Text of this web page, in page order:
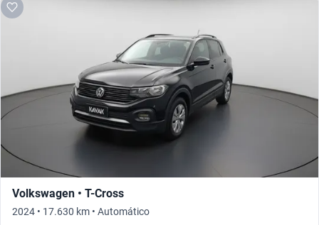
Volkswagen • T-Cross
2024 • 17.630 km • Automático